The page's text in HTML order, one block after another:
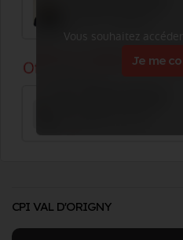
Vous souhaitez
Je me
CPI VAL D'ORIGNY